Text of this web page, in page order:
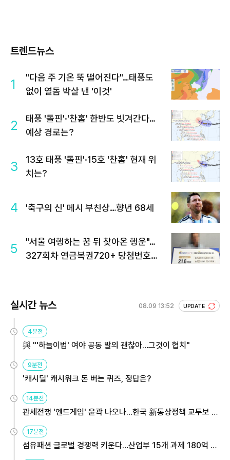
트렌드뉴스
1
"다음 주 기온 뚝 떨어진다"…태풍도
없이 열돔 박살 낸 '이것'
2
태풍 '돌핀'·'찬홈' 한반도 빗겨간다…
예상 경로는?
3
13호 태풍 '돌핀'·15호 '찬홈' 현재 위
치는?
4 '축구의 신' 메시 부친상…향년 68세
5
"서울 여행하는 꿈 뒤 찾아온 행운"…
327회차 연금복권720+ 당첨번호조
실시간 뉴스 08.09 13:52 UPDATE
4분전
與 "'하늘이법' 여야 공동 발의 괜찮아…그것이 협치"
9분전
'캐시딜' 캐시워크 돈 버는 퀴즈, 정답은?
14분전
관세전쟁 '엔드게임' 윤곽 나오나…한국 新통상정책 교두보 활
용해야
17분전
섬유패션 글로벌 경쟁력 키운다…산업부 15개 과제 180억 지
원